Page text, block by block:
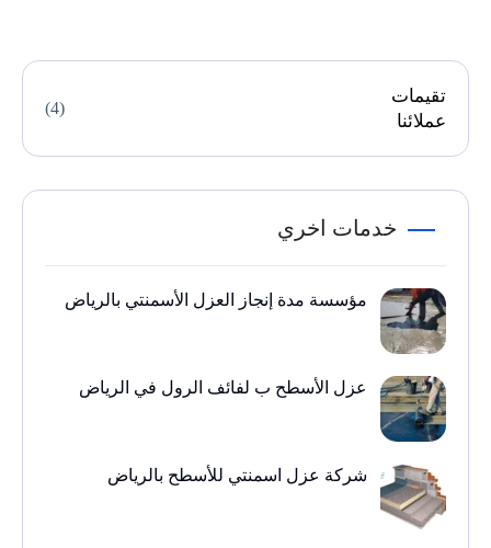
تقيمات
عملائنا
(4)
خدمات اخري
مؤسسة مدة إنجاز العزل الأسمنتي بالرياض
عزل الأسطح ب لفائف الرول في الرياض
شركة عزل اسمنتي للأسطح بالرياض